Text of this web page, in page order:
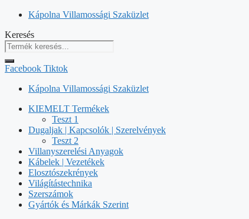
Kilépés
tartalomba
Kápolna Villamossági Szaküzlet
Keresés
Facebook Tiktok
Kápolna Villamossági Szaküzlet
KIEMELT Termékek
Teszt 1
Dugaljak | Kapcsolók | Szerelvények
Teszt 2
Villanyszerelési Anyagok
Kábelek | Vezetékek
Elosztószekrények
Világítástechnika
Szerszámok
Gyártók és Márkák Szerint